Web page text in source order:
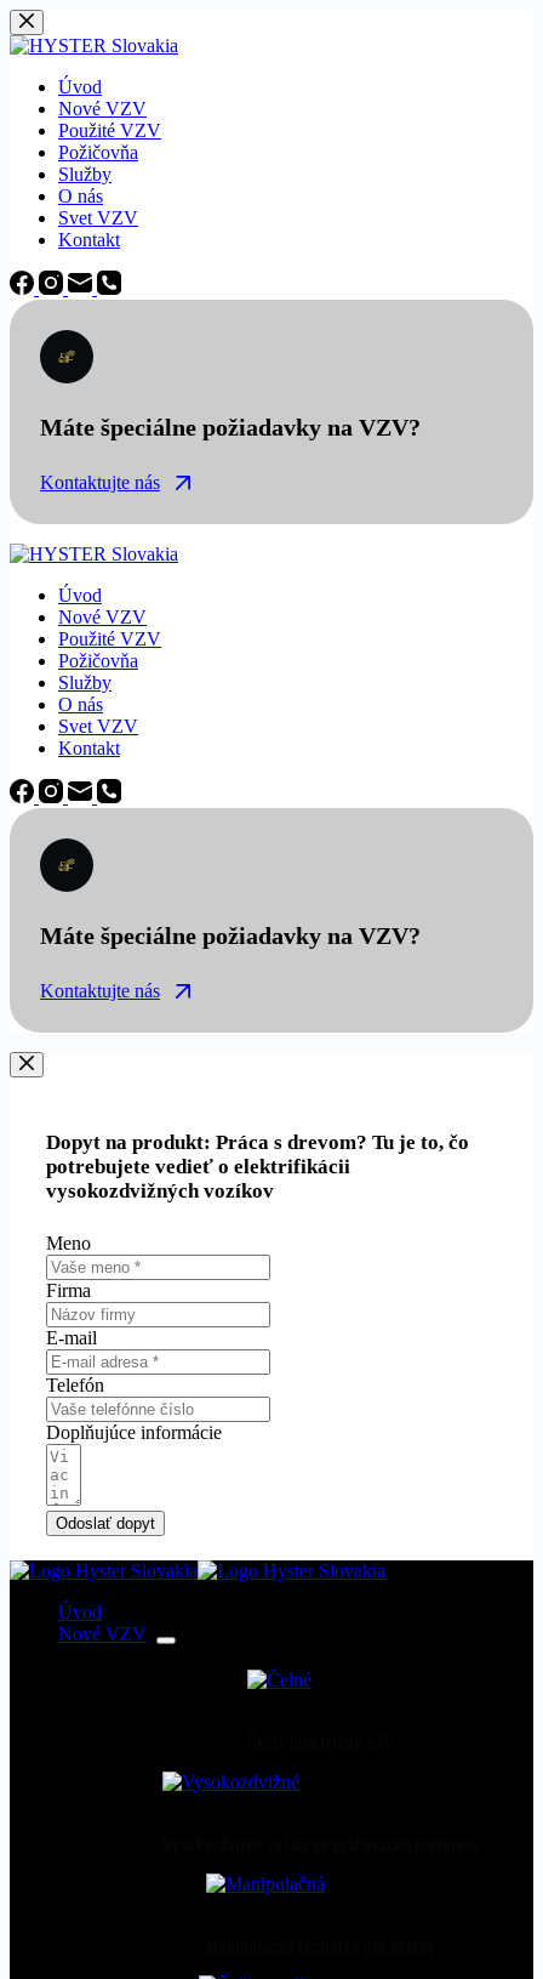
Späť
na
Úvod
Nové VZV
Použité VZV
Požičovňa
Služby
O nás
Svet VZV
Kontakt
Máte špeciálne požiadavky na VZV?
Kontaktujte nás
Úvod
Nové VZV
Použité VZV
Požičovňa
Služby
O nás
Svet VZV
Kontakt
Máte špeciálne požiadavky na VZV?
Kontaktujte nás
Dopyt na produkt: Práca s drevom? Tu je to, čo
potrebujete vedieť o elektrifikácii
vysokozdvižných vozíkov
Meno
Firma
E-mail
Telefón
Doplňujúce informácie
Odoslať dopyt
Úvod
Nové VZV